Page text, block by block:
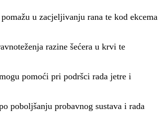
u zacjeljivanju rana te kod ekcema
razine šećera u krvi te
pomoći pri podršci rada jetre i
poboljšanju probavnog sustava i rada